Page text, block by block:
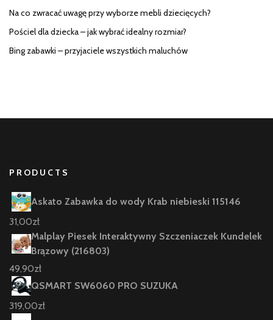
Na co zwracać uwagę przy wyborze mebli dziecięcych?
Pościel dla dziecka – jak wybrać idealny rozmiar?
Bing zabawki – przyjaciele wszystkich maluchów
PRODUCTS
Askato Zabawka do wody Krab niebieski 115146
31,00zł
Malplay Piesek Interaktywny Szczeniaczek Kundelek
Brązowy (216803)
49,90zł
QSMART SW6060 PRO SUZUKA
319,00zł